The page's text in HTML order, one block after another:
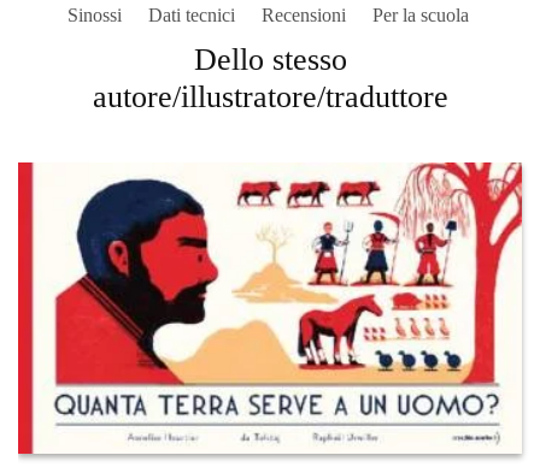
Sinossi Dati tecnici Recensioni Per la scuola
Dello stesso
autore/illustratore/traduttore